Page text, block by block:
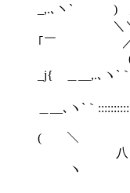
_,.､ヽ` ) __
＼＼＿<(
｢￣ ／､イ
(____V }
_j{ ＿__,.､ヽ`
| V＼ |
＿__､ヽ`
l Vﾆ=--=
(￣￣＼￣￣￣
八 /＼ニ
ヽ
＼/ /ニニ